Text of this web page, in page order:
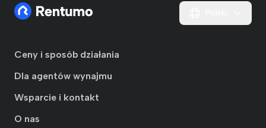
Ceny i sposób działania
Dla agentów wynajmu
Wsparcie i kontakt
O nas